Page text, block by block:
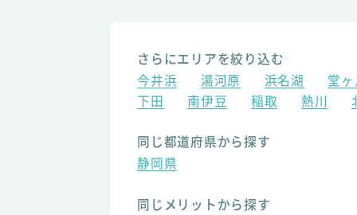
さらにエリアを絞り込む
今井浜
湯河原 浜名湖 堂ヶ
下田
南伊豆 稲取 熱川
同じ都道府県から探す
静岡県
同じメリットから探す